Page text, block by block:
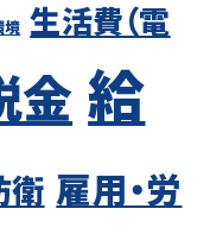
境 生活費（電
金 給
衛 雇用・労